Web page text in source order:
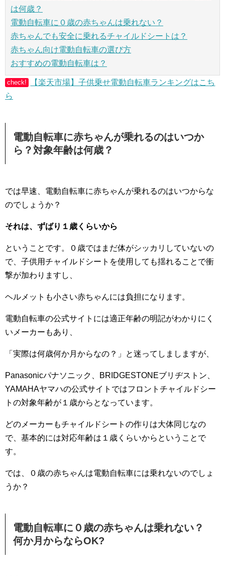
は何歳？
電動自転車に０歳の赤ちゃんは乗れない？
赤ちゃんでも安全に乗れるチャイルドシートは？
赤ちゃん向け電動自転車の選び方
おすすめの電動自転車は？
check!
【楽天市場】子供乗せ電動自転車ランキングはこち
ら
電動自転車に赤ちゃんが乗れるのはいつか
ら？対象年齢は何歳？
では早速、電動自転車に赤ちゃんが乗れるのはいつからな
のでしょうか？
それは、ずばり１歳くらいから
ということです。０歳ではまだ体がシッカリしていないの
で、子供用チャイルドシートを使用しても揺れることで衝
撃が加わりますし、
ヘルメットも小さい赤ちゃんには負担になります。
電動自転車の公式サイトには適正年齢の明記がわかりにく
いメーカーもあり、
「実際は何歳何か月からなの？」と迷ってしましますが、
Panasonicパナソニック、BRIDGESTONEブリヂストン、
YAMAHAヤマハの公式サイトではフロントチャイルドシー
トの対象年齢が１歳からとなっています。
どのメーカーもチャイルドシートの作りは大体同じなの
で、基本的には対応年齢は１歳くらいからということで
す。
では、０歳の赤ちゃんは電動自転車には乗れないのでしょ
うか？
電動自転車に０歳の赤ちゃんは乗れない？
何か月からならOK?